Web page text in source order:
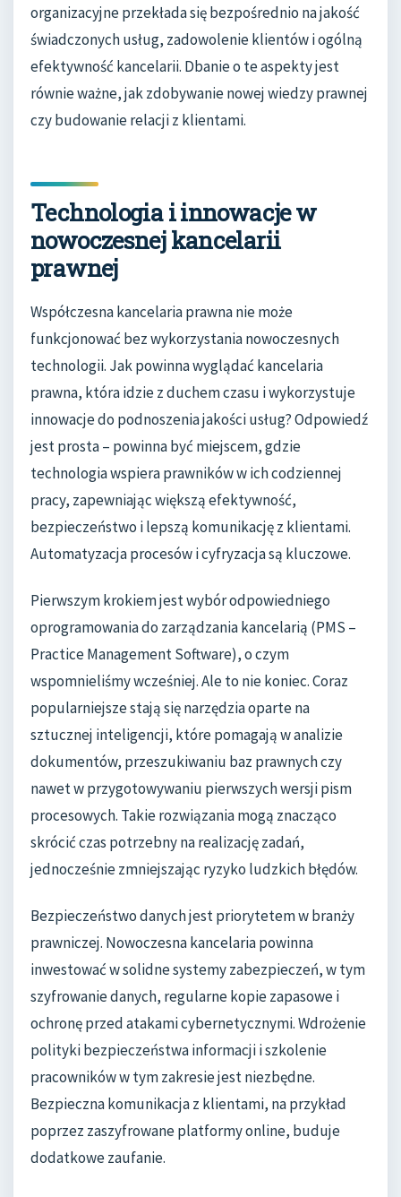
organizacyjne przekłada się bezpośrednio na jakość
świadczonych usług, zadowolenie klientów i ogólną
efektywność kancelarii. Dbanie o te aspekty jest
równie ważne, jak zdobywanie nowej wiedzy prawnej
czy budowanie relacji z klientami.
Technologia i innowacje w
nowoczesnej kancelarii
prawnej
Współczesna kancelaria prawna nie może
funkcjonować bez wykorzystania nowoczesnych
technologii. Jak powinna wyglądać kancelaria
prawna, która idzie z duchem czasu i wykorzystuje
innowacje do podnoszenia jakości usług? Odpowiedź
jest prosta – powinna być miejscem, gdzie
technologia wspiera prawników w ich codziennej
pracy, zapewniając większą efektywność,
bezpieczeństwo i lepszą komunikację z klientami.
Automatyzacja procesów i cyfryzacja są kluczowe.
Pierwszym krokiem jest wybór odpowiedniego
oprogramowania do zarządzania kancelarią (PMS –
Practice Management Software), o czym
wspomnieliśmy wcześniej. Ale to nie koniec. Coraz
popularniejsze stają się narzędzia oparte na
sztucznej inteligencji, które pomagają w analizie
dokumentów, przeszukiwaniu baz prawnych czy
nawet w przygotowywaniu pierwszych wersji pism
procesowych. Takie rozwiązania mogą znacząco
skrócić czas potrzebny na realizację zadań,
jednocześnie zmniejszając ryzyko ludzkich błędów.
Bezpieczeństwo danych jest priorytetem w branży
prawniczej. Nowoczesna kancelaria powinna
inwestować w solidne systemy zabezpieczeń, w tym
szyfrowanie danych, regularne kopie zapasowe i
ochronę przed atakami cybernetycznymi. Wdrożenie
polityki bezpieczeństwa informacji i szkolenie
pracowników w tym zakresie jest niezbędne.
Bezpieczna komunikacja z klientami, na przykład
poprzez zaszyfrowane platformy online, buduje
dodatkowe zaufanie.